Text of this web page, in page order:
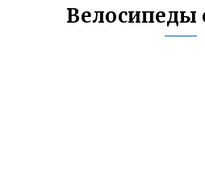
Велосипеды